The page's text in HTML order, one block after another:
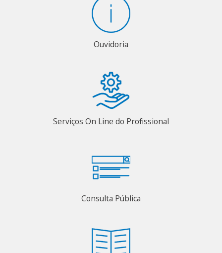
Ouvidoria
Serviços On Line do Profissional
Consulta Pública